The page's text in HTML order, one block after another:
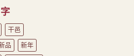
干邑
品 新年